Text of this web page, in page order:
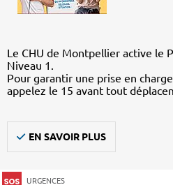
Le CHU de Montpellier active le
Niveau 1.
Pour garantir une prise en
appelez le 15 avant tout
EN SAVOIR PLUS
URGENCES